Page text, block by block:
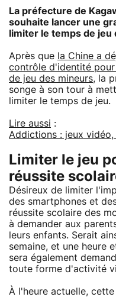
La préfecture de
souhaite lancer une
limiter le temps de jeu
Après que la Chine a
contrôle d'identité
de jeu des mineurs, la
songe à son tour à
limiter le temps de jeu.
Lire aussi :
Addictions : jeux
Limiter le jeu
réussite
Désireux de limiter
des smartphones et
réussite scolaire des
à demander aux
leurs enfants. Serait
semaine, et une heure
sera également
toute forme d'activité
À l'heure actuelle,